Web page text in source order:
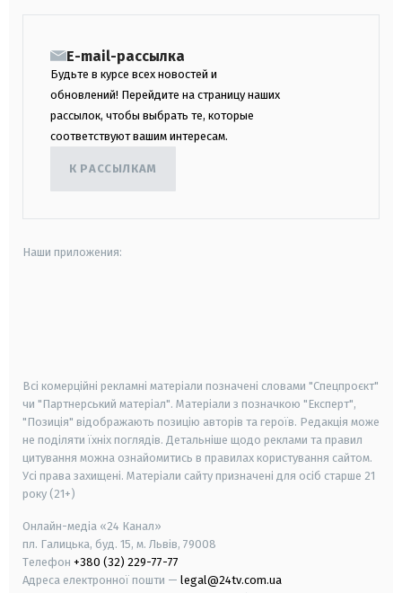
E-mail-рассылка
Будьте в курсе всех новостей и
обновлений! Перейдите на страницу наших
рассылок, чтобы выбрать те, которые
соответствуют вашим интересам.
К РАССЫЛКАМ
Наши приложения:
Всі комерційні рекламні матеріали позначені словами "Спецпроєкт"
чи "Партнерський матеріал". Матеріали з позначкою "Експерт",
"Позиція" відображають позицію авторів та героїв. Редакція може
не поділяти їхніх поглядів. Детальніше щодо реклами та правил
цитування можна ознайомитись в правилах користування сайтом.
Усі права захищені. Матеріали сайту призначені для осіб старше 21
року (21+)
Онлайн-медіа «24 Канал»
пл. Галицька, буд. 15, м. Львів, 79008
Телефон +380 (32) 229-77-77
Адреса електронної пошти — legal@24tv.com.ua